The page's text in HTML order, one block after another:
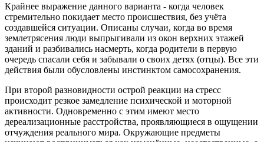
Крайнее выражение данного варианта - когда человек
стремительно покидает место происшествия, без учёта
создавшейся ситуации. Описаны случаи, когда во время
землетрясения люди выпрыгивали из окон верхних этажей
зданий и разбивались насмерть, когда родители в первую
очередь спасали себя и забывали о своих детях (отцы). Все эти
действия были обусловлены инстинктом самосохранения.
При второй разновидности острой реакции на стресс
происходит резкое замедление психической и моторной
активности. Одновременно с этим имеют место
дереализационные расстройства, проявляющиеся в ощущении
отчуждения реального мира. Окружающие предметы